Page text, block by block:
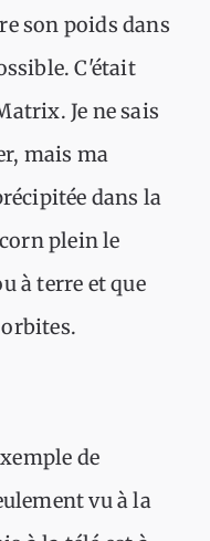
son poids dans
C'était
Je ne sais
mais ma
dans la
plein le
à terre et que
de
vu à la